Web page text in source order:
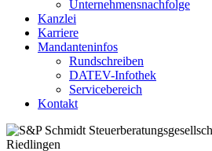
Unternehmensnachfolge
Kanzlei
Karriere
Mandanteninfos
Rundschreiben
DATEV-Infothek
Servicebereich
Kontakt